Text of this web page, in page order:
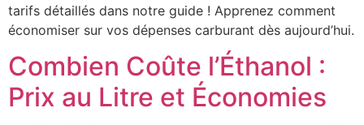
tarifs détaillés dans notre guide ! Apprenez comment
économiser sur vos dépenses carburant dès aujourd’hui.
Combien Coûte l’Éthanol :
Prix au Litre et Économies